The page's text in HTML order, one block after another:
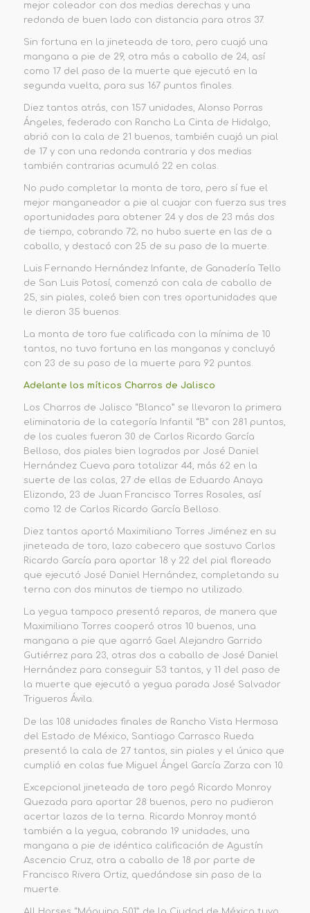
mejor coleador con dos medias derechas y una
redonda de buen lado con distancia para otros 37.
Sin fortuna en la jineteada de toro, pero cuajó una
mangana a pie de 29, otra más a caballo de 24, así
como 17 del paso de la muerte que ejecutó en la
segunda vuelta, para sus 167 puntos finales.
Diez tantos atrás, con 157 unidades, Alonso Porras
Ángeles, federado con Rancho La Cinta de Hidalgo,
abrió con la cala de 21 buenos, también cuajó un pial
de 17 y con una redonda contraria y dos medias
también contrarias acumuló 22 en colas.
No pudo completar la monta de toro, pero sí fue el
mejor manganeador a pie al cuajar con fuerza sus tres
oportunidades para obtener 24 y dos de 23 más dos
de tiempo, cobrando 72; no hubo suerte en las de a
caballo, y destacó con 25 de su paso de la muerte.
Luis Fernando Hernández Infante, de Ganadería Tello
de San Luis Potosí, comenzó con cala de caballo de
25, sin piales, coleó bien con tres oportunidades que
le dieron 35 buenos.
La monta de toro fue calificada con la mínima de 10
tantos, no tuvo fortuna en las manganas y concluyó
con 23 de su paso de la muerte para 92 puntos.
Adelante los míticos Charros de Jalisco
Los Charros de Jalisco “Blanco” se llevaron la primera
eliminatoria de la categoría Infantil “B” con 281 puntos,
de los cuales fueron 30 de Carlos Ricardo García
Belloso, dos piales bien logrados por José Daniel
Hernández Cueva para totalizar 44, más 62 en la
suerte de las colas, 27 de ellas de Eduardo Anaya
Elizondo, 23 de Juan Francisco Torres Rosales, así
como 12 de Carlos Ricardo García Belloso.
Diez tantos aportó Maximiliano Torres Jiménez en su
jineteada de toro, lazo cabecero que sostuvo Carlos
Ricardo García para aportar 18 y 22 del pial floreado
que ejecutó José Daniel Hernández, completando su
terna con dos minutos de tiempo no utilizado.
La yegua tampoco presentó reparos, de manera que
Maximiliano Torres cooperó otros 10 buenos, una
mangana a pie que agarró Gael Alejandro Garrido
Gutiérrez para 23, otras dos a caballo de José Daniel
Hernández para conseguir 53 tantos, y 11 del paso de
la muerte que ejecutó a yegua parada José Salvador
Trigueros Ávila.
De las 108 unidades finales de Rancho Vista Hermosa
del Estado de México, Santiago Carrasco Rueda
presentó la cala de 27 tantos, sin piales y el único que
cumplió en colas fue Miguel Ángel García Zarza con 10.
Excepcional jineteada de toro pegó Ricardo Monroy
Quezada para aportar 28 buenos, pero no pudieron
acertar lazos de la terna. Ricardo Monroy montó
también a la yegua, cobrando 19 unidades, una
mangana a pie de idéntica calificación de Agustín
Ascencio Cruz, otra a caballo de 18 por parte de
Francisco Rivera Ortiz, quedándose sin paso de la
muerte.